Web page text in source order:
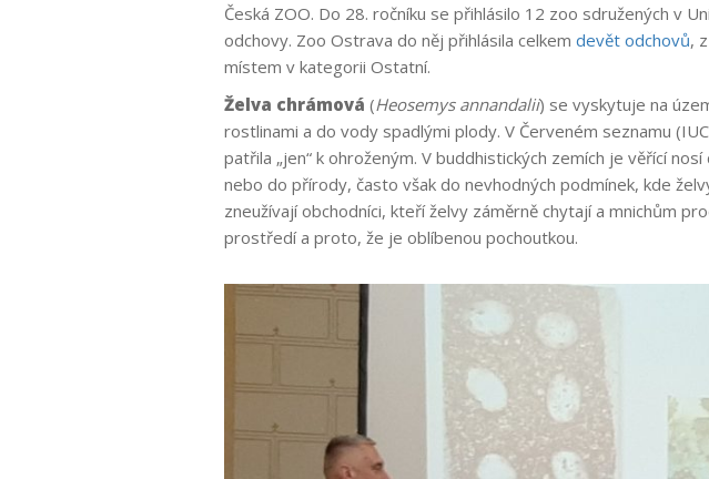
Česká ZOO. Do 28. ročníku se přihlásilo 12 zoo sdružených v
odchovy. Zoo Ostrava do něj přihlásila celkem devět odchovů,
místem v kategorii Ostatní.
Želva chrámová (Heosemys annandalii) se vyskytuje na
rostlinami a do vody spadlými plody. V Červeném seznamu
patřila „jen“ k ohroženým. V buddhistických zemích je věřící
nebo do přírody, často však do nevhodných podmínek, kde
zneužívají obchodníci, kteří želvy záměrně chytají a mnichům
prostředí a proto, že je oblíbenou pochoutkou.